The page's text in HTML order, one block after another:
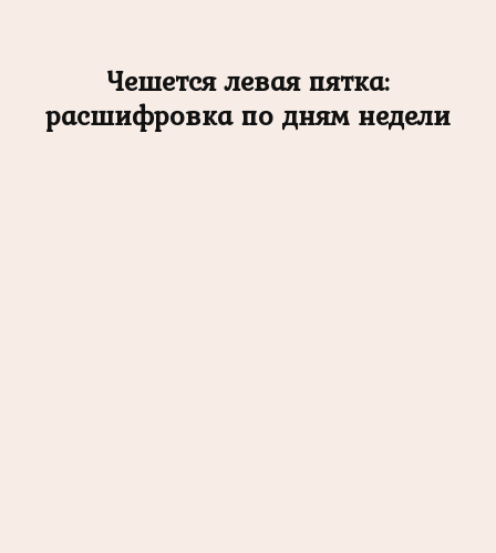
Чешется левая пятка:
расшифровка по дням недели